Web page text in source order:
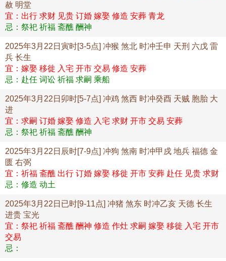
赦 明堂
宜：出行 求财 见贵 订婚 嫁娶 修造 安葬 青龙
忌：祭祀 祈福 斋醮 酬神
2025年3月22日寅时[3-5点] 冲猴 煞北 时冲壬申 天刑 六戊 雷
兵 长生
宜：嫁娶 移徙 入宅 开市 交易 修造 安葬
忌：赴任 词讼 祈福 求嗣 乘船
2025年3月22日卯时[5-7点] 冲鸡 煞西 时冲癸酉 天贼 胞胎 大
进
宜：求嗣 订婚 嫁娶 修造 入宅 求财 开市 交易 安葬
忌：祭祀 祈福 斋醮 酬神
2025年3月22日辰时[7-9点] 冲狗 煞南 时冲甲戍 地兵 福德 金
匮 右弼
宜：祈福 斋醮 出行 订婚 嫁娶 移徙 开市 安葬 赴任 见贵 求财
忌：修造 动土
2025年3月22日已时[9-11点] 冲猪 煞东 时冲乙亥 天德 长生
进贵 宝光
宜：祭祀 祈福 斋醮 酬神 修造 作灶 求嗣 嫁娶 移徙 入宅 开市
交易
忌：